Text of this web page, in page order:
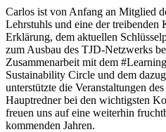
Carlos ist von Anfang an Mitglied
Lehrstuhls und eine der treibenden
Erklärung, dem aktuellen
zum Ausbau des TJD-Netzwerks
Zusammenarbeit mit dem
Sustainability Circle und dem
unterstützte die Veranstaltungen
Hauptredner bei den wichtigsten
freuen uns auf eine weiterhin
kommenden Jahren.